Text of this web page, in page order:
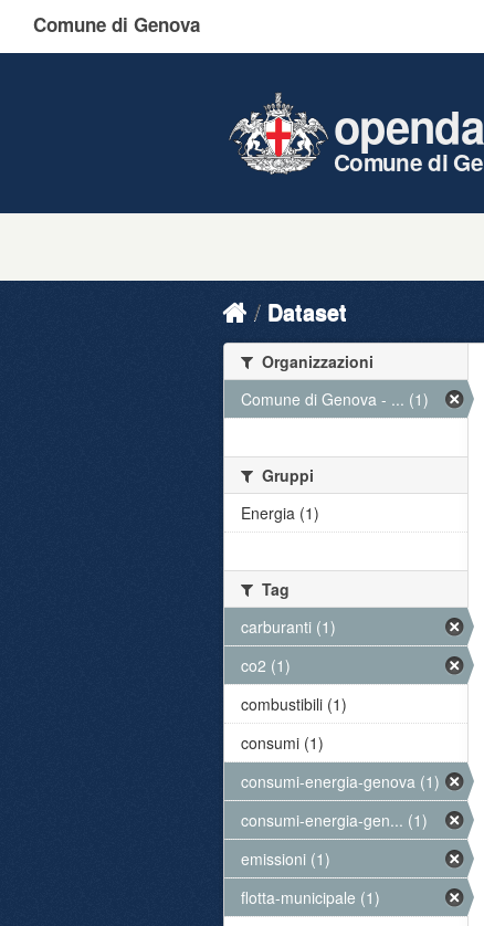
Comune di Genova
Comune di
Dataset
Organizzazioni
Comune di Genova - ... (1)
Gruppi
Energia (1)
Tag
carburanti (1)
co2 (1)
combustibili (1)
consumi (1)
consumi-energia-genova (1)
consumi-energia-gen... (1)
emissioni (1)
flotta-municipale (1)